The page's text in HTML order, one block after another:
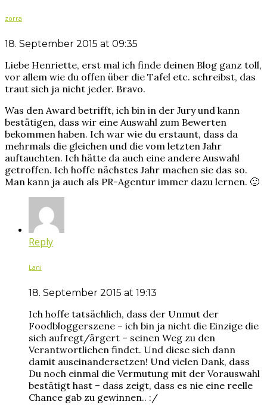
zorra
18. September 2015 at 09:35
Liebe Henriette, erst mal ich finde deinen Blog ganz toll,
vor allem wie du offen über die Tafel etc. schreibst, das
traut sich ja nicht jeder. Bravo.
Was den Award betrifft, ich bin in der Jury und kann
bestätigen, dass wir eine Auswahl zum Bewerten
bekommen haben. Ich war wie du erstaunt, dass da
mehrmals die gleichen und die vom letzten Jahr
auftauchten. Ich hätte da auch eine andere Auswahl
getroffen. Ich hoffe nächstes Jahr machen sie das so.
Man kann ja auch als PR-Agentur immer dazu lernen. 🙂
Reply
Lani
18. September 2015 at 19:13
Ich hoffe tatsächlich, dass der Unmut der
Foodbloggerszene – ich bin ja nicht die Einzige die
sich aufregt/ärgert – seinen Weg zu den
Verantwortlichen findet. Und diese sich dann
damit auseinandersetzen! Und vielen Dank, dass
Du noch einmal die Vermutung mit der Vorauswahl
bestätigt hast – dass zeigt, dass es nie eine reelle
Chance gab zu gewinnen.. :/